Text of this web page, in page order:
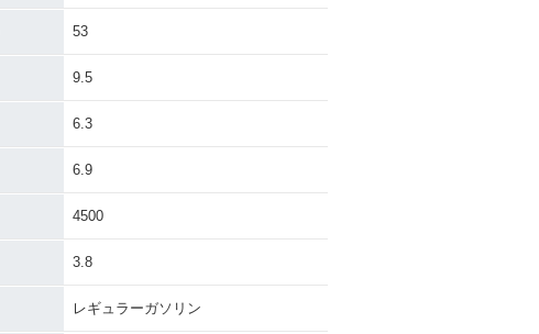
53
9.5
6.3
6.9
4500
3.8
レギュラーガソリン